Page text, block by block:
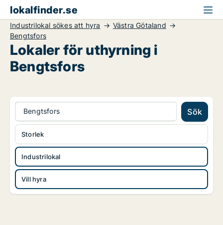
lokalfinder.se
Industrilokal sökes att hyra
Västra Götaland
Bengtsfors
Lokaler för uthyrning i
Bengtsfors
Bengtsfors Sök
Industrilokal
Vill hyra
Storlek